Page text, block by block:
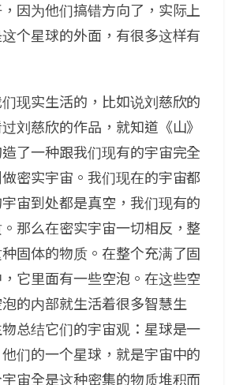
因为他们搞错方向了，实际上
个星球的外面，有很多这样有
现实生活的，比如说刘慈欣的
刘慈欣的作品，就知道《山》
了一种跟我们现有的宇宙完全
密实宇宙。我们现在的宇宙都
宙到处都是真空，我们现有的
那么在密实宇宙一切相反，整
固体的物质。在整个充满了固
它里面有一些空泡。在这些空
的内部就生活着很多智慧生
总结它们的宇宙观：星球是一
们的一个星球，就是宇宙中的
宙全是这种密集的物质堆积而